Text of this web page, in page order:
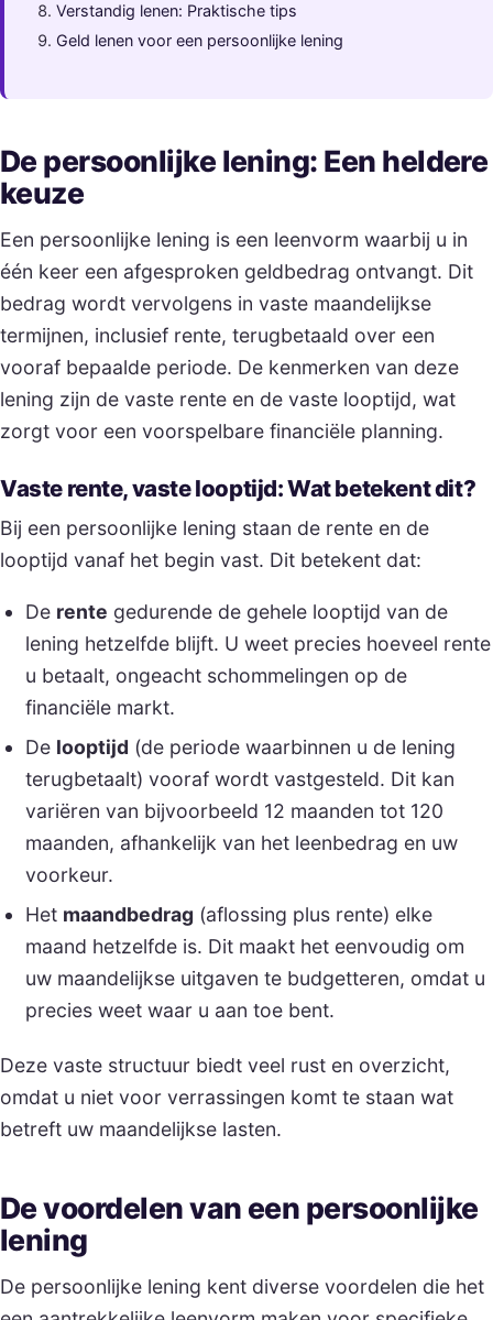
Verstandig lenen: Praktische tips
Geld lenen voor een persoonlijke lening
De persoonlijke lening: Een heldere
keuze
Een persoonlijke lening is een leenvorm waarbij u in
één keer een afgesproken geldbedrag ontvangt. Dit
bedrag wordt vervolgens in vaste maandelijkse
termijnen, inclusief rente, terugbetaald over een
vooraf bepaalde periode. De kenmerken van deze
lening zijn de vaste rente en de vaste looptijd, wat
zorgt voor een voorspelbare financiële planning.
Vaste rente, vaste looptijd: Wat betekent dit?
Bij een persoonlijke lening staan de rente en de
looptijd vanaf het begin vast. Dit betekent dat:
De rente gedurende de gehele looptijd van de
lening hetzelfde blijft. U weet precies hoeveel rente
u betaalt, ongeacht schommelingen op de
financiële markt.
De looptijd (de periode waarbinnen u de lening
terugbetaalt) vooraf wordt vastgesteld. Dit kan
variëren van bijvoorbeeld 12 maanden tot 120
maanden, afhankelijk van het leenbedrag en uw
voorkeur.
Het maandbedrag (aflossing plus rente) elke
maand hetzelfde is. Dit maakt het eenvoudig om
uw maandelijkse uitgaven te budgetteren, omdat u
precies weet waar u aan toe bent.
Deze vaste structuur biedt veel rust en overzicht,
omdat u niet voor verrassingen komt te staan wat
betreft uw maandelijkse lasten.
De voordelen van een persoonlijke
lening
De persoonlijke lening kent diverse voordelen die het